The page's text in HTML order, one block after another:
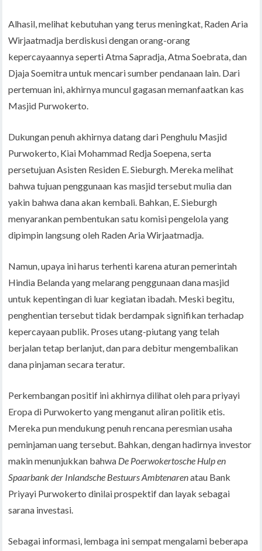
Alhasil, melihat kebutuhan yang terus meningkat, Raden Aria
Wirjaatmadja berdiskusi dengan orang-orang
kepercayaannya seperti Atma Sapradja, Atma Soebrata, dan
Djaja Soemitra untuk mencari sumber pendanaan lain. Dari
pertemuan ini, akhirnya muncul gagasan memanfaatkan kas
Masjid Purwokerto.
Dukungan penuh akhirnya datang dari Penghulu Masjid
Purwokerto, Kiai Mohammad Redja Soepena, serta
persetujuan Asisten Residen E. Sieburgh. Mereka melihat
bahwa tujuan penggunaan kas masjid tersebut mulia dan
yakin bahwa dana akan kembali. Bahkan, E. Sieburgh
menyarankan pembentukan satu komisi pengelola yang
dipimpin langsung oleh Raden Aria Wirjaatmadja.
Namun, upaya ini harus terhenti karena aturan pemerintah
Hindia Belanda yang melarang penggunaan dana masjid
untuk kepentingan di luar kegiatan ibadah. Meski begitu,
penghentian tersebut tidak berdampak signifikan terhadap
kepercayaan publik. Proses utang-piutang yang telah
berjalan tetap berlanjut, dan para debitur mengembalikan
dana pinjaman secara teratur.
Perkembangan positif ini akhirnya dilihat oleh para priyayi
Eropa di Purwokerto yang menganut aliran politik etis.
Mereka pun mendukung penuh rencana peresmian usaha
peminjaman uang tersebut. Bahkan, dengan hadirnya investor
makin menunjukkan bahwa De Poerwokertosche Hulp en
Spaarbank der Inlandsche Bestuurs Ambtenarenatau Bank
Priyayi Purwokerto dinilai prospektif dan layak sebagai
sarana investasi.
Sebagai informasi, lembaga ini sempat mengalami beberapa